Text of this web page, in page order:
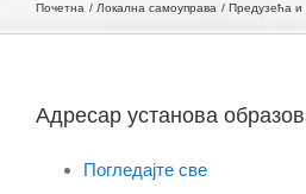
Почетна Локална самоуправа Предузећа и
Адресар установа
Погледајте све